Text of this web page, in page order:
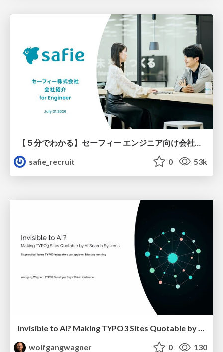
safie_recruit
0 53k
Invisible to AI? Making TYPO3 Sites Quotable by AI Search Systems
wolfgangwagner
0 130